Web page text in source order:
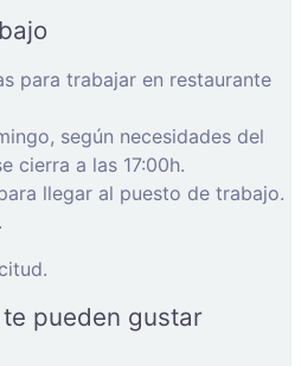
para trabajar en restaurante
según necesidades del
cierra a las 17:00h.
llegar al puesto de trabajo.
pueden gustar